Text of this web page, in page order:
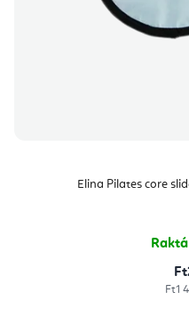
Elina Pilates core
Ft1